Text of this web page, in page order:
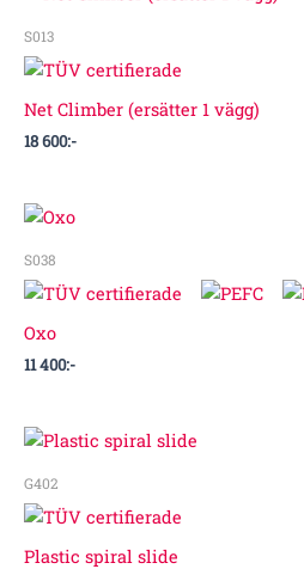
S013
Net Climber (ersätter 1 vägg)
18 600:-
S038
Oxo
11 400:-
G402
Plastic spiral slide